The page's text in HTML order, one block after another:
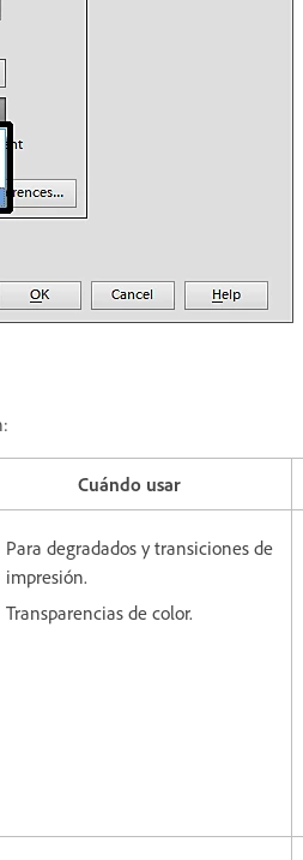
Cuándo usar
Para degradados y transiciones de
impresión.
Transparencias de color.